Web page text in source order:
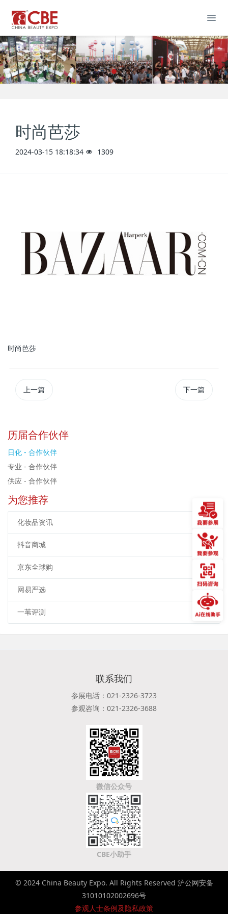
时尚芭莎
2024-03-15 18:18:34 1309
时尚芭莎
上一篇 下一篇
历届合作伙伴
日化 - 合作伙伴
专业 - 合作伙伴
供应 - 合作伙伴
为您推荐
化妆品资讯
抖音商城
京东全球购
网易严选
一苇评测
联系我们
参展电话：021-2326-3723
参观咨询：021-2326-3688
微信公众号
CBE小助手
© 2024 China Beauty Expo. All Rights Reserved 沪公网安备
31010102002696号
参观人士条例及隐私政策